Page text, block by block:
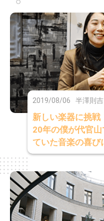
2019/08/06 半澤則吉
新しい楽器に挑
20年の僕が代官
ていた音楽の喜び